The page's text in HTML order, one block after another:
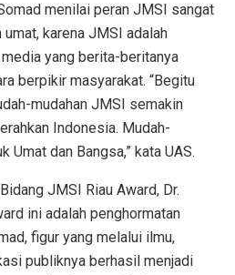
menilai peran JMSI sangat
karena JMSI adalah
yang berita-beritanya
berpikir masyarakat. “Begitu
mudahan JMSI semakin
Indonesia. Mudah-
Umat dan Bangsa,” kata UAS.
JMSI Riau Award, Dr.
ini adalah penghormatan
figur yang melalui ilmu,
publiknya berhasil menjadi